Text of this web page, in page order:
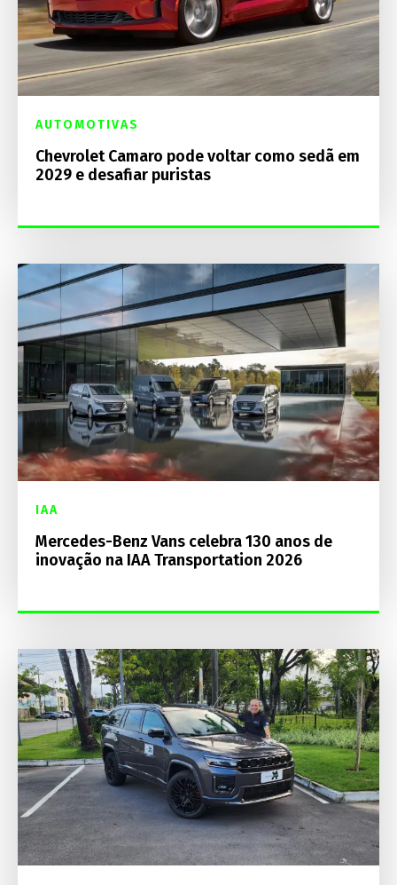
AUTOMOTIVAS
Chevrolet Camaro pode voltar como sedã em
2029 e desafiar puristas
IAA
Mercedes-Benz Vans celebra 130 anos de
inovação na IAA Transportation 2026